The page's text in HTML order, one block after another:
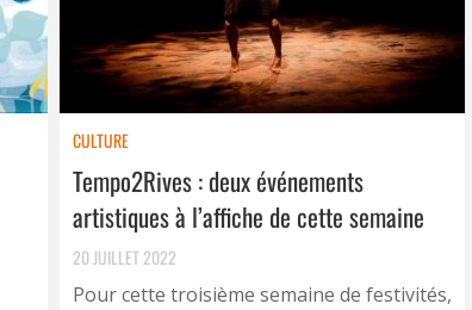
CULTURE
Tempo2Rives : deux événements
artistiques à l’affiche de cette semaine
20 JUILLET 2022
Pour cette troisième semaine de festivités,